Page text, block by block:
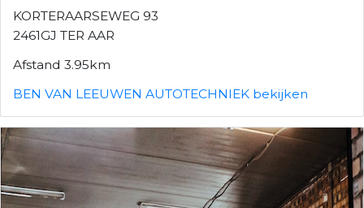
KORTERAARSEWEG 93
2461GJ TER AAR
Afstand 3.95km
BEN VAN LEEUWEN AUTOTECHNIEK bekijken